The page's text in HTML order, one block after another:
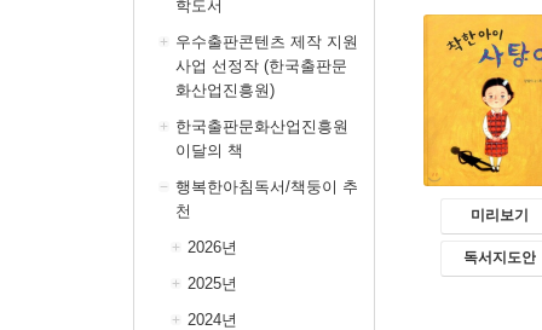
학도서
우수출판콘텐츠 제작 지원
사업 선정작 (한국출판문
화산업진흥원)
한국출판문화산업진흥원
이달의 책
행복한아침독서/책둥이 추
천
2026년
2025년
2024년
미리보기
독서지도안